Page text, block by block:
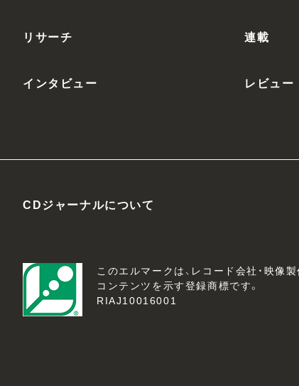
リサーチ 連載
インタビュー レビュー
CDジャーナルについて
このエルマークは、レコード会社・映像
コンテンツを示す登録商標です。
RIAJ10016001